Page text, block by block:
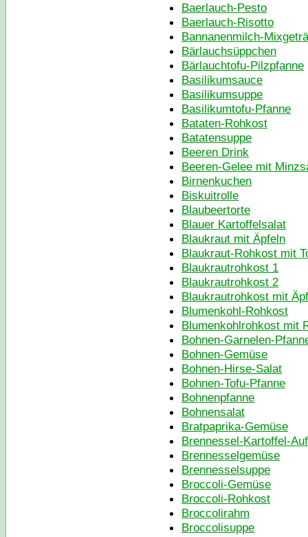
Baerlauch-Pesto
Baerlauch-Risotto
Bannanenmilch-
Bärlauchsüppchen
Bärlauchtofu-Pilzpfanne
Basilikumsauce
Basilikumsuppe
Basilikumtofu-Pfanne
Bataten-Rohkost
Batatensuppe
Beeren Drink
Beeren-Gelee mit
Birnenkuchen
Biskuitrolle
Blaubeertorte
Blauer Kartoffelsalat
Blaukraut mit Äpfeln
Blaukraut-Rohkost mit
Blaukrautrohkost 1
Blaukrautrohkost 2
Blaukrautrohkost mit
Blumenkohl-Rohkost
Blumenkohlrohkost mit
Bohnen-Garnelen-
Bohnen-Gemüse
Bohnen-Hirse-Salat
Bohnen-Tofu-Pfanne
Bohnenpfanne
Bohnensalat
Bratpaprika-Gemüse
Brennessel-Kartoffel-
Brennesselgemüse
Brennesselsuppe
Broccoli-Gemüse
Broccoli-Rohkost
Broccolirahm
Broccolisuppe